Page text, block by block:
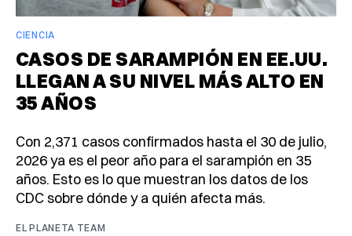
CIENCIA
CASOS DE SARAMPIÓN EN EE.UU.
LLEGAN A SU NIVEL MÁS ALTO EN
35 AÑOS
Con 2,371 casos confirmados hasta el 30 de julio,
2026 ya es el peor año para el sarampión en 35
años. Esto es lo que muestran los datos de los
CDC sobre dónde y a quién afecta más.
EL PLANETA TEAM